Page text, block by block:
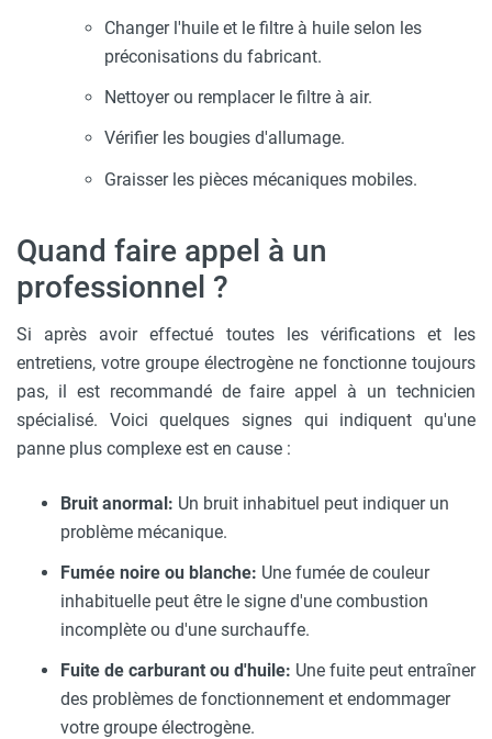
Changer l'huile et le filtre à huile selon les
préconisations du fabricant.
Nettoyer ou remplacer le filtre à air.
Vérifier les bougies d'allumage.
Graisser les pièces mécaniques mobiles.
Quand faire appel à un
professionnel ?
Si après avoir effectué toutes les vérifications et les
entretiens, votre groupe électrogène ne fonctionne toujours
pas, il est recommandé de faire appel à un technicien
spécialisé. Voici quelques signes qui indiquent qu'une
panne plus complexe est en cause :
Bruit anormal: Un bruit inhabituel peut indiquer un
problème mécanique.
Fumée noire ou blanche: Une fumée de couleur
inhabituelle peut être le signe d'une combustion
incomplète ou d'une surchauffe.
Fuite de carburant ou d'huile: Une fuite peut entraîner
des problèmes de fonctionnement et endommager
votre groupe électrogène.